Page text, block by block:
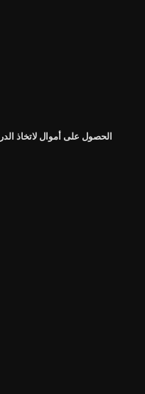
الحصول على أموال لاتخاذ